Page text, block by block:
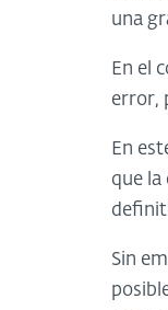
una
En el
error,
En
que la
Sin